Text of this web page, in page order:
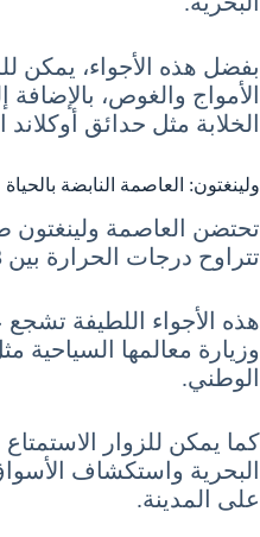
بفضل هذه الأجواء، يمكن
الأمواج والغوص،
الخلابة مثل حدائق أوكلاند
ولينغتون: العاصمة النابضة بالحياة
تحتضن العاصمة ولينغتون
تتراوح درجات الحرارة بين 13 إلى 21 درجة مئوية.
هذه الأجواء اللطيفة
وزيارة معالمها السياحية
الوطني.
كما يمكن للزوار
البحرية واستكشاف
على المدينة.